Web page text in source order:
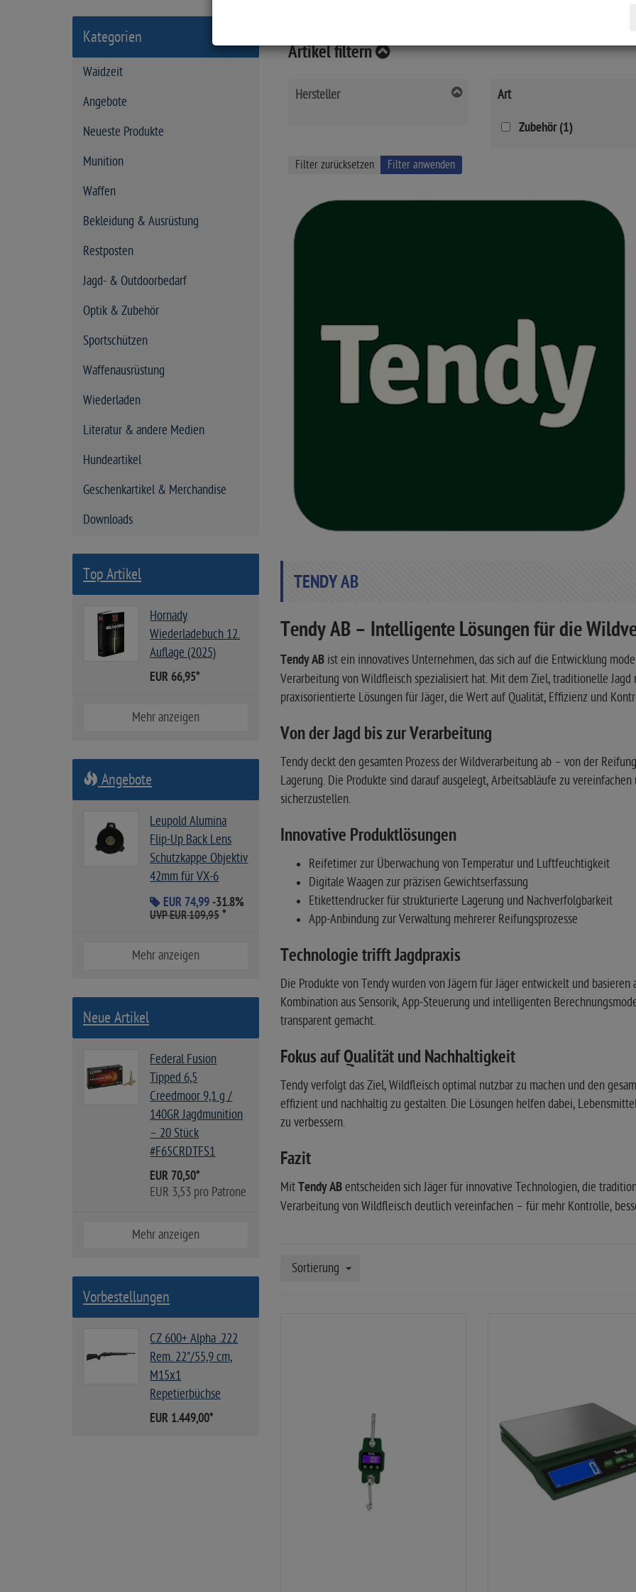
t
s
i
e
Artikel filtern
Hersteller Art
Zubehör (1)
Filter zurücksetzen Filter anwenden
TENDY AB
Tendy AB – Intelligente Lösungen für die
Tendy ABist ein innovatives Unternehmen, das sich auf die Entwicklung
Verarbeitung von Wildfleisch spezialisiert hat. Mit dem Ziel, traditionelle
praxisorientierte Lösungen für Jäger, die Wert auf Qualität, Effizienz und
Von der Jagd bis zur Verarbeitung
Tendy deckt den gesamten Prozess der Wildverarbeitung ab – von der
Lagerung. Die Produkte sind darauf ausgelegt, Arbeitsabläufe zu
sicherzustellen.
Innovative Produktlösungen
Reifetimer zur Überwachung von Temperatur und Luftfeuchtigkeit
Digitale Waagen zur präzisen Gewichtserfassung
Etikettendrucker für strukturierte Lagerung und Nachverfolgbarkeit
App-Anbindung zur Verwaltung mehrerer Reifungsprozesse
Technologie trifft Jagdpraxis
Die Produkte von Tendy wurden von Jägern für Jäger entwickelt und
Kombination aus Sensorik, App-Steuerung und intelligenten
transparent gemacht.
Fokus auf Qualität und Nachhaltigkeit
Tendy verfolgt das Ziel, Wildfleisch optimal nutzbar zu machen und den
effizient und nachhaltig zu gestalten. Die Lösungen helfen dabei,
zu verbessern.
Fazit
MitTendy ABentscheiden sich Jäger für innovative Technologien, die
Verarbeitung von Wildfleisch deutlich vereinfachen – für mehr Kontrolle,
Sortierung
Kategorien
Waidzeit
Angebote
Neueste Produkte
Munition
Waffen
Bekleidung & Ausrüstung
Restposten
Jagd- & Outdoorbedarf
Optik & Zubehör
Sportschützen
Waffenausrüstung
Wiederladen
Literatur & andere Medien
Hundeartikel
Geschenkartikel & Merchandise
Downloads
Top Artikel
Hornady
Wiederladebuch 12.
Auflage (2025)
EUR 66,95*
Mehr anzeigen
Angebote
Leupold Alumina
Flip-Up Back Lens
Schutzkappe Objektiv
42mm für VX-6
EUR 74,99 -31.8%
UVP EUR 109,95*
Mehr anzeigen
Neue Artikel
Federal Fusion
Tipped 6,5
Creedmoor 9,1 g /
140GR Jagdmunition
– 20 Stück
#F65CRDTFS1
EUR 70,50*
EUR 3,53 pro Patrone
Mehr anzeigen
Vorbestellungen
CZ 600+ Alpha .222
Rem. 22"/55,9 cm,
M15x1
Repetierbüchse
EUR 1.449,00*